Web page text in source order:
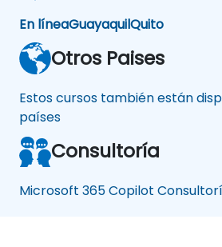
En líneaGuayaquilQuito
Otros Paises
Estos cursos también están
países
Consultoría
Microsoft 365 Copilot